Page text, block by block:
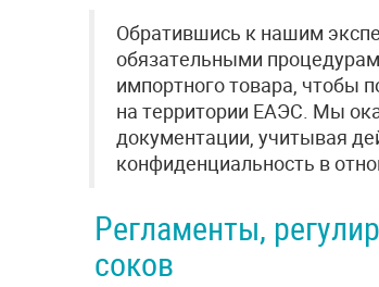
Обратившись к нашим
обязательными
импортного товара, чтобы
на территории ЕАЭС. Мы
документации, учитывая
конфиденциальность в
Регламенты,
соков